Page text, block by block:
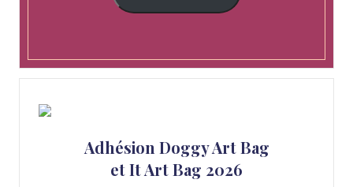
Adhésion Doggy Art Bag
et It Art Bag 2026